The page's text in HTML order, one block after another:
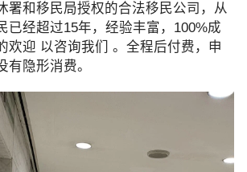
署和移民局授权的合法移民公司，从
已经超过15年，经验丰富，100%成
欢迎 以咨询我们 。全程后付费，申
有隐形消费。